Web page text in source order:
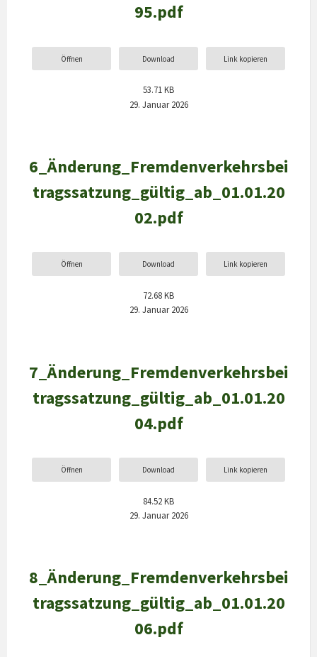
95.pdf
Öffnen Download Link kopieren
53.71 KB
29. Januar 2026
6_Änderung_Fremdenverkehrsbei
tragssatzung_gültig_ab_01.01.20
02.pdf
Öffnen Download Link kopieren
72.68 KB
29. Januar 2026
7_Änderung_Fremdenverkehrsbei
tragssatzung_gültig_ab_01.01.20
04.pdf
Öffnen Download Link kopieren
84.52 KB
29. Januar 2026
8_Änderung_Fremdenverkehrsbei
tragssatzung_gültig_ab_01.01.20
06.pdf